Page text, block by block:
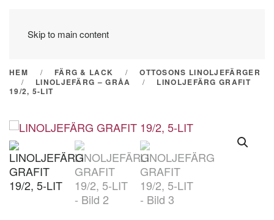
Skip to main content
HEM FÄRG & LACK
OTTOSONS LINOLJEFÄRGER
LINOLJEFÄRG – GRÅA
LINOLJEFÄRG GRAFIT
19/2, 5-LIT